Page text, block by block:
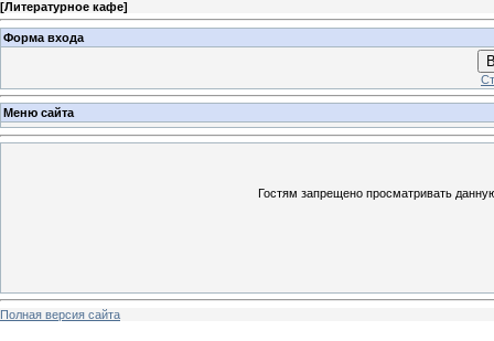
[Литературное кафе]
Форма входа
Меню сайта
Гостям запрещено просматривать
Полная версия сайта